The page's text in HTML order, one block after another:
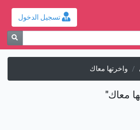
تسجيل الدخول
واخرتها معاك
معاك"